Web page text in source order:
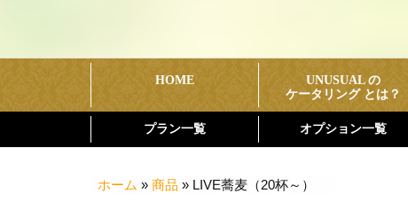
HOME
UNUSUAL の
ケータリング とは？
プラン一覧 オプション一覧
ホーム » 商品 » LIVE蕎麦（20杯～）